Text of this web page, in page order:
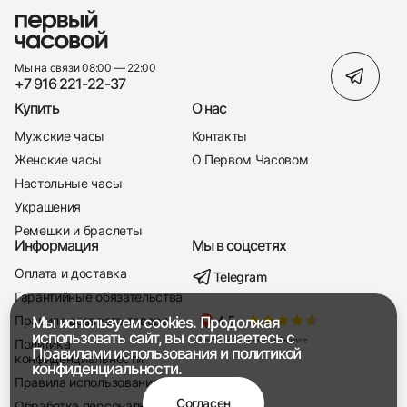
+7 916 221-22-37
Мы насвязи 08:00 — 19:00
Мы на связи 08:00 — 22:00
+7 916 221-22-37
Купить
Мужские часы
Женские часы
Настольные часы
Украшения
Ремешки и браслеты
О нас
Контакты
О Первом Часовом
Информация
Оплата и доставка
Гарантийные обязательства
Правила возврата товара
Политика
конфиденциальности
Правила использования
Мы в соцсетях
Telegram
Мы используем cookies. Продолжая
использовать сайт, вы соглашаетесь с
Правилами использованияи политикой
конфиденциальности.
Согласен